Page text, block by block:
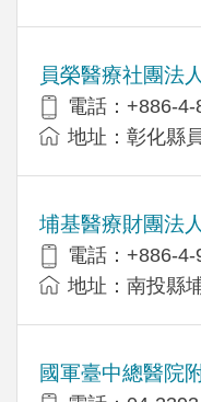
員榮醫療社團法
電話：+886-
地址：彰化縣
埔基醫療財團法
電話：+886-
地址：南投縣
國軍臺中總醫院